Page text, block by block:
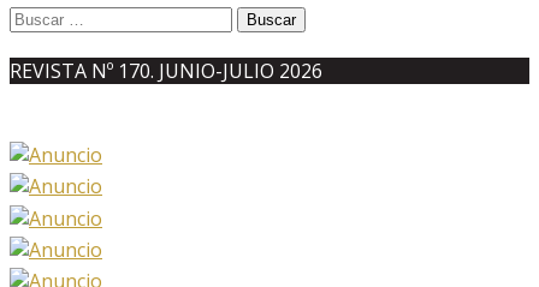
Buscar:
REVISTA Nº 170. JUNIO-JULIO 2026